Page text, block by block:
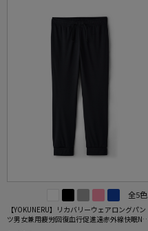
全5色
【YOKUNERU】リカバリーウェアロングパン
ツ男女兼用疲労回復血行促進遠赤外線快眠NA
NOMIX(R)【一般医療機器】SS～LLサイズ